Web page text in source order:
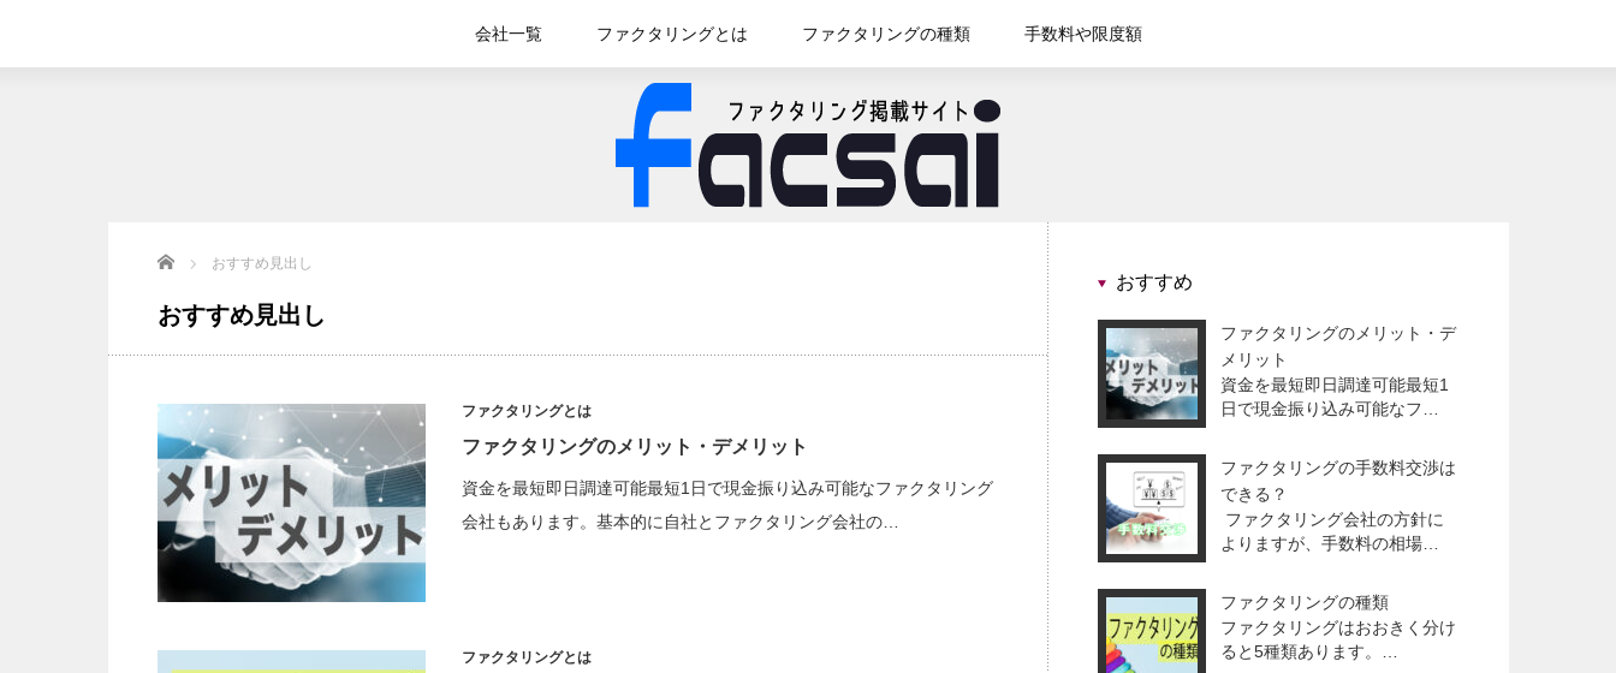
会社一覧 ファクタリングとは ファクタリングの種類 手数料や限度額
Home おすすめ見出し
おすすめ見出し
ファクタリングとは
ファクタリングのメリット・デメリット
資金を最短即日調達可能最短1日で現金振り込み可能なファクタリング
会社もあります。基本的に自社とファクタリング会社の…
ファクタリングとは
おすすめ
ファクタリングのメリット・デ
メリット
資金を最短即日調達可能最短1
日で現金振り込み可能なフ…
ファクタリングの手数料交渉は
できる？
ファクタリング会社の方針に
よりますが、手数料の相場…
ファクタリングの種類
ファクタリングはおおきく分け
ると5種類あります。…